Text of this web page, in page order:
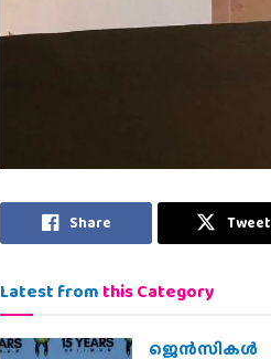
Share Tweet
Latest from this Category
ജെന്‍സികള്‍